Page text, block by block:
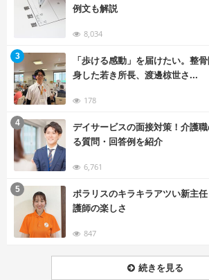
例文も解説
8,034
「歩ける感動」を届けたい。整
身した若き所長、渡邊椋世さ...
178
3
デイサービスの面接対策！介護
る質問・回答例を紹介
6,761
4
ポラリスのキラキラアツい新主
護師の楽しさ
847
5
続きを見る